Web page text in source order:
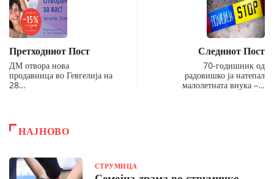
Претходниот Пост
ДМ отвора нова
продавница во Гевгелија на
28…
Следниот Пост
70-годишник од
радовишко ја натепал
малолетната внука –…
НАЈНОВО
СТРУМИЦА